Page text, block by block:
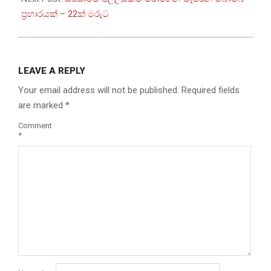
ප්‍රහාරයක් – 22ක් මරුට
LEAVE A REPLY
Your email address will not be published. Required fields
are marked *
Comment
*